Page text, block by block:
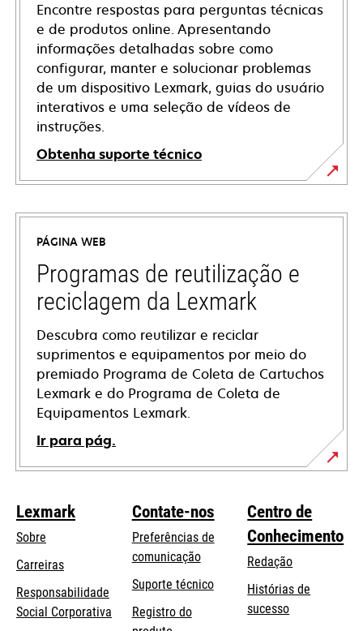
Encontre respostas para perguntas técnicas
e de produtos online. Apresentando
informações detalhadas sobre como
configurar, manter e solucionar problemas
de um dispositivo Lexmark, guias do usuário
interativos e uma seleção de vídeos de
instruções.
Obtenha suporte técnico
opens
in
new
tab
PÁGINA WEB
Programas de reutilização e
reciclagem da Lexmark
Descubra como reutilizar e reciclar
suprimentos e equipamentos por meio do
premiado Programa de Coleta de Cartuchos
Lexmark e do Programa de Coleta de
Equipamentos Lexmark.
Ir para pág.
Lexmark
Sobre
Carreiras
Responsabilidade
Social Corporativa opens
Contate-nos
Preferências de
comunicação
Suporte técnicoopens
Registro do
Centro de
Conhecimento
Redação
Histórias de
sucesso